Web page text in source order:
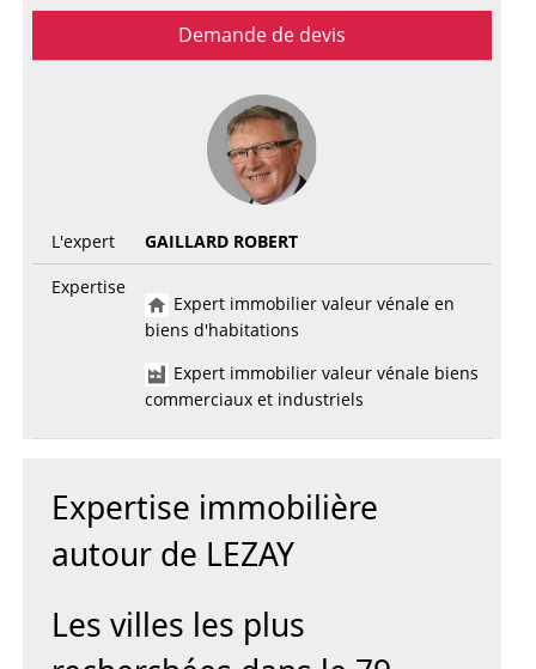
Demande de devis
L'expert
GAILLARD ROBERT
Expertise
Expert immobilier valeur vénale en
biens d'habitations
Expert immobilier valeur vénale biens
commerciaux et industriels
Expertise immobilière
autour de LEZAY
Les villes les plus